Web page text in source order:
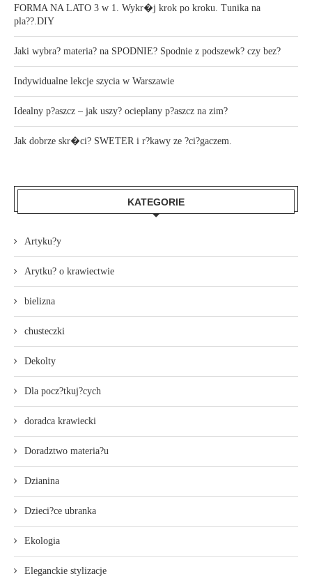
FORMA NA LATO 3 w 1. Wykr�j krok po kroku. Tunika na
pla??.DIY
Jaki wybra? materia? na SPODNIE? Spodnie z podszewk? czy bez?
Indywidualne lekcje szycia w Warszawie
Idealny p?aszcz – jak uszy? ocieplany p?aszcz na zim?
Jak dobrze skr�ci? SWETER i r?kawy ze ?ci?gaczem.
KATEGORIE
Artyku?y
Arytku? o krawiectwie
bielizna
chusteczki
Dekolty
Dla pocz?tkuj?cych
doradca krawiecki
Doradztwo materia?u
Dzianina
Dzieci?ce ubranka
Ekologia
Eleganckie stylizacje